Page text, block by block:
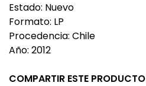
Estado: Nuevo
Formato: LP
Procedencia: Chile
Año: 2012
COMPARTIR ESTE PRODUCTO